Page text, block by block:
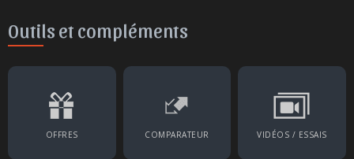
Outils et compléments
OFFRES COMPARATEUR VIDÉOS / ESSAIS